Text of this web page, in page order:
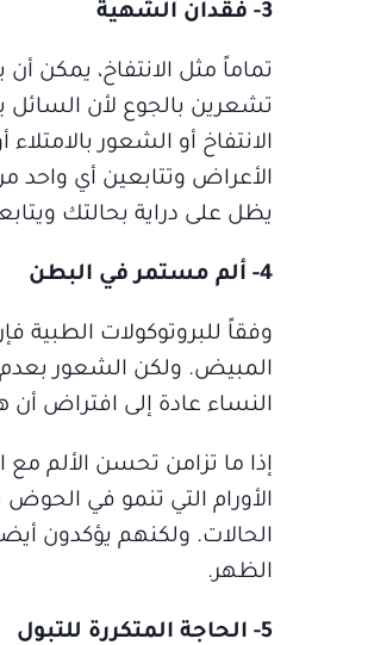
3- فقدان الشهية
تماماً مثل الانتفاخ، يمكن
تشعرين بالجوع لأن
الانتفاخ أو الشعور
الأعراض وتتابعين أي واحد
يظل على دراية بحالتك
4- ألم مستمر في البطن
وفقاً للبروتوكولات الطبية
المبيض. ولكن الشعور بعدم
النساء عادة إلى افتراض أن
إذا ما تزامن تحسن الألم مع
الأورام التي تنمو في
الحالات. ولكنهم يؤكدون
الظهر.
5- الحاجة المتكررة للتبول